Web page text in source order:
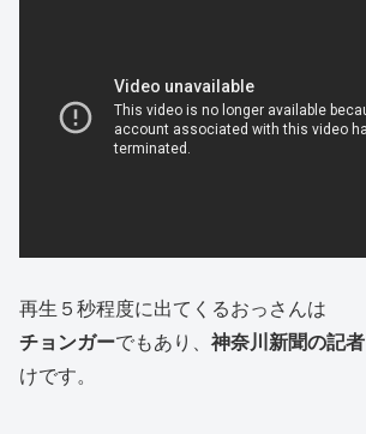
再生５秒程度に出てくるおっさんは
チョンガーでもあり、 神奈川新聞の記者
けです。